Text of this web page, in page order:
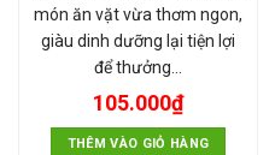
món ăn vặt vừa thơm ngon,
giàu dinh dưỡng lại tiện lợi
để thưởng…
105.000₫
THÊM VÀO GIỎ HÀNG